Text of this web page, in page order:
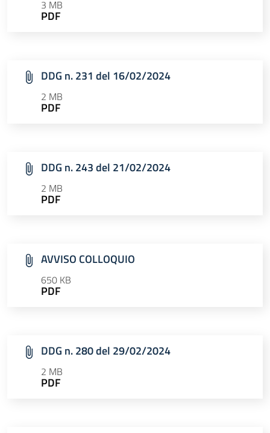
3 MB
PDF
DDG n. 231 del 16/02/2024
2 MB
PDF
DDG n. 243 del 21/02/2024
2 MB
PDF
AVVISO COLLOQUIO
650 KB
PDF
DDG n. 280 del 29/02/2024
2 MB
PDF